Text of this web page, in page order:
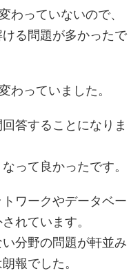
わっていないので、
る問題が多かったで
わっていました。
答することになりま
って良かったです。
ワークやデータベー
れています。
分野の問題が軒並み
報でした。